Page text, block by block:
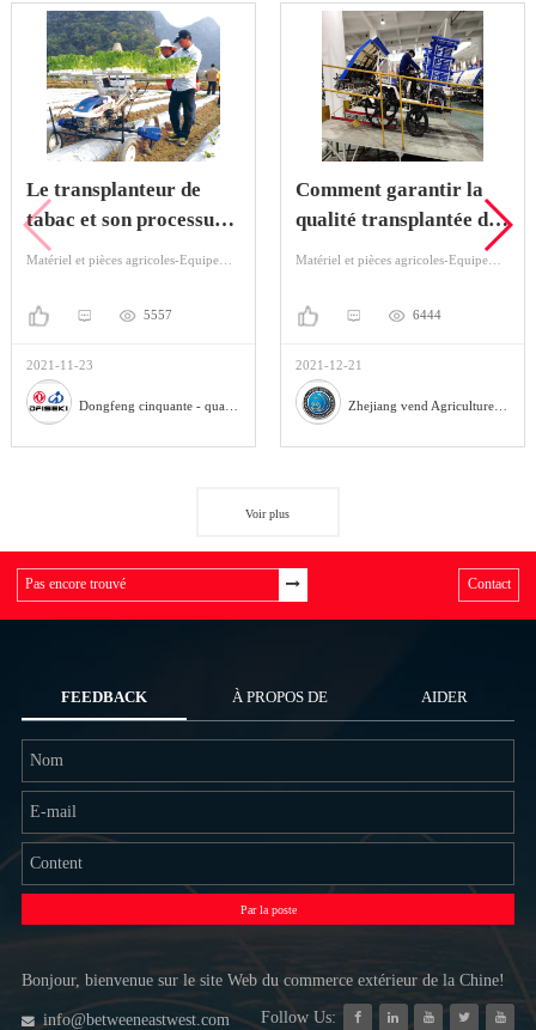
Le transplanteur de
tabac et son processus
de plantation
Matériel et pièces agricoles-Equipement agricole-Plantation de machines
5557
2021-11-23
Comment garantir la
qualité transplantée de
la Production?
Matériel et pièces agricoles-Equipement agricole-Plantation de machines
6444
2021-12-21
Zhejiang vend Agriculture Equipment Co., Ltd
Voir plus
Contact
FEEDBACK À PROPOS DE
NOUS
AIDER
Par la poste
Bonjour, bienvenue sur le site Web du commerce extérieur de la Chine!
info@betweeneastwest.com Follow Us: